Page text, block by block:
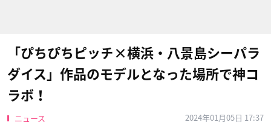
「ぴちぴちピッチ×横浜・八景島シーパラ
ダイス」作品のモデルとなった場所で神コ
ラボ！
ニュース 2024年01月05日 17:37